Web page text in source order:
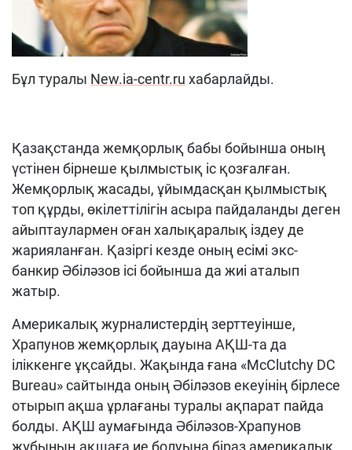
Бұл туралы New.ia-centr.ru хабарлайды.
Қазақстанда жемқорлық бабы бойынша оның
үстінен бірнеше қылмыстық іс қозғалған.
Жемқорлық жасады, ұйымдасқан қылмыстық
топ құрды, өкілеттілігін асыра пайдаланды деген
айыптаулармен оған халықаралық іздеу де
жарияланған. Қазіргі кезде оның есімі экс-
банкир Әбіләзов ісі бойынша да жиі аталып
жатыр.
Америкалық журналистердің зерттеуінше,
Храпунов жемқорлық дауына АҚШ-та да
іліккенге ұқсайды. Жақында ғана «McClutchy DC
Bureau» сайтында оның Әбіләзов екеуінің бірлесе
отырып ақша ұрлағаны туралы ақпарат пайда
болды. АҚШ аумағында Әбіләзов-Храпунов
жұбының ақшаға ие болуына біраз америкалық